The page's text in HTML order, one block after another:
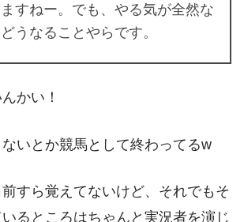
すねー。でも、やる気が全然な
うなることやらです。
かい！
いとか競馬として終わってるw
すら覚えてないけど、それでもそ
るところはちゃんと実況者を演じ